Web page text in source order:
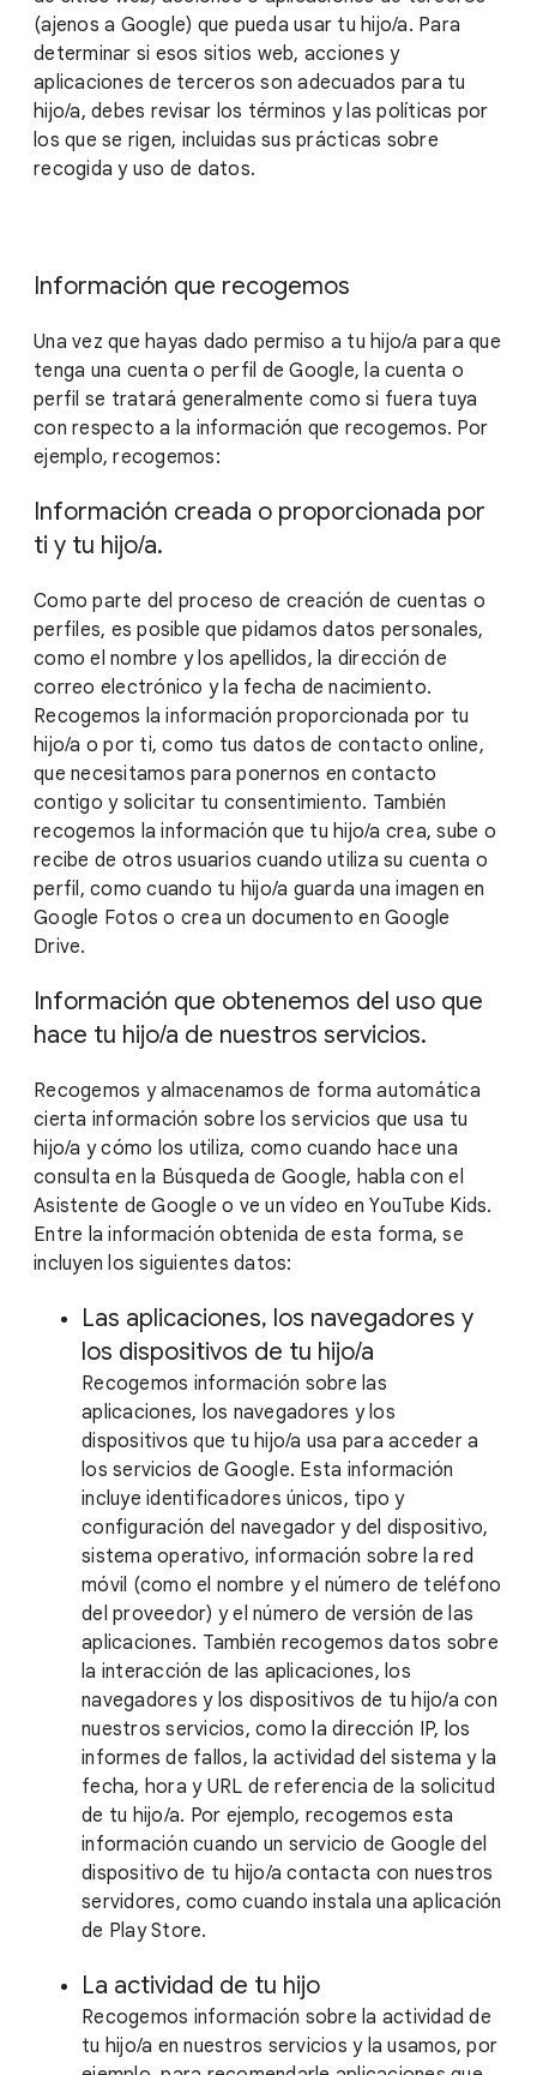
(ajenos a Google) que pueda usar tu hijo/a. Para
determinar si esos sitios web, acciones y
aplicaciones de terceros son adecuados para tu
hijo/a, debes revisar los términos y las políticas por
los que se rigen, incluidas sus prácticas sobre
recogida y uso de datos.
Información que recogemos
Una vez que hayas dado permiso a tu hijo/a para que
tenga una cuenta o perfil de Google, la cuenta o
perfil se tratará generalmente como si fuera tuya
con respecto a la información que recogemos. Por
ejemplo, recogemos:
Información creada o proporcionada por
ti y tu hijo/a.
Como parte del proceso de creación de cuentas o
perfiles, es posible que pidamos datos personales,
como el nombre y los apellidos, la dirección de
correo electrónico y la fecha de nacimiento.
Recogemos la información proporcionada por tu
hijo/a o por ti, como tus datos de contacto online,
que necesitamos para ponernos en contacto
contigo y solicitar tu consentimiento. También
recogemos la información que tu hijo/a crea, sube o
recibe de otros usuarios cuando utiliza su cuenta o
perfil, como cuando tu hijo/a guarda una imagen en
Google Fotos o crea un documento en Google
Drive.
Información que obtenemos del uso que
hace tu hijo/a de nuestros servicios.
Recogemos y almacenamos de forma automática
cierta información sobre los servicios que usa tu
hijo/a y cómo los utiliza, como cuando hace una
consulta en la Búsqueda de Google, habla con el
Asistente de Google o ve un vídeo en YouTube Kids.
Entre la información obtenida de esta forma, se
incluyen los siguientes datos:
Las aplicaciones, los navegadores y
los dispositivos de tu hijo/a
Recogemos información sobre las
aplicaciones, los navegadores y los
dispositivos que tu hijo/a usa para acceder a
los servicios de Google. Esta información
incluye identificadores únicos, tipo y
configuración del navegador y del dispositivo,
sistema operativo, información sobre la red
móvil (como el nombre y el número de teléfono
del proveedor) y el número de versión de las
aplicaciones. También recogemos datos sobre
la interacción de las aplicaciones, los
navegadores y los dispositivos de tu hijo/a con
nuestros servicios, como la dirección IP, los
informes de fallos, la actividad del sistema y la
fecha, hora y URL de referencia de la solicitud
de tu hijo/a. Por ejemplo, recogemos esta
información cuando un servicio de Google del
dispositivo de tu hijo/a contacta con nuestros
servidores, como cuando instala una aplicación
de Play Store.
La actividad de tu hijo
Recogemos información sobre la actividad de
tu hijo/a en nuestros servicios y la usamos, por